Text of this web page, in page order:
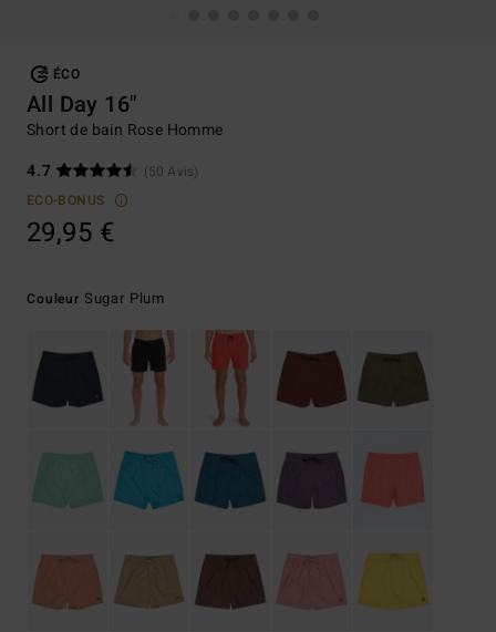
ÉCO
All Day 16"
Short de bain Rose Homme
4.7
(50 Avis)
ECO-BONUS
29,95 €
Couleur Sugar Plum